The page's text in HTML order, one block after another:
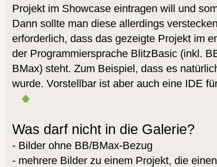
Projekt im Showcase eintragen will und
Dann sollte man diese allerdings
erforderlich, dass das gezeigte Projekt im
der Programmiersprache BlitzBasic (inkl.
BMax) steht. Zum Beispiel, dass es
wurde. Vorstellbar ist aber auch eine IDE
Was darf nicht in die Galerie?
- Bilder ohne BB/BMax-Bezug
- mehrere Bilder zu einem Projekt, die